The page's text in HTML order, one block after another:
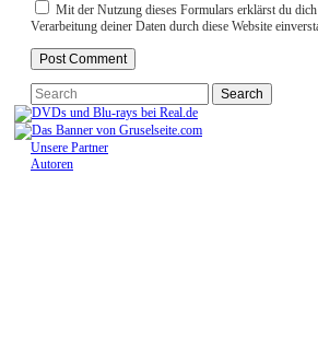
Mit der Nutzung dieses Formulars erklärst du
Verarbeitung deiner Daten durch diese Website
Unsere Partner
Autoren